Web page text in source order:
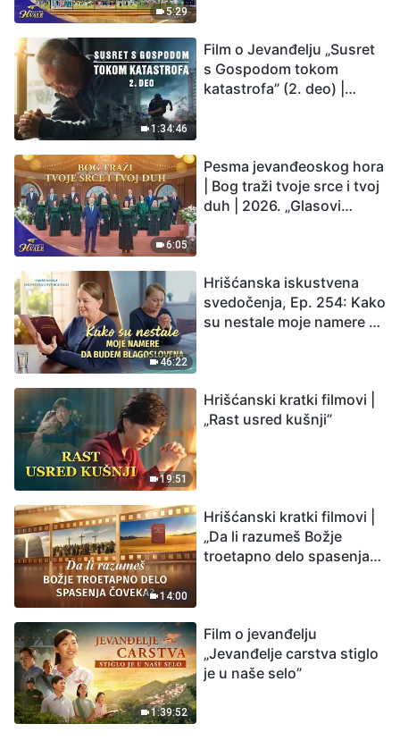
5:29
1:34:46
Film o Jevanđelju „Susret
s Gospodom tokom
katastrofa” (2. deo) |
Čovečanstvo ulazi u
odbrojavanje. Da li ste
pronašli način da
6:05
Pesma jevanđeoskog hora
| Bog traži tvoje srce i tvoj
duh | 2026. „Glasovi
46:22
Hrišćanska iskustvena
svedočenja, Ep. 254: Kako
su nestale moje namere da
19:51
Hrišćanski kratki filmovi |
„Rast usred kušnji”
14:00
Hrišćanski kratki filmovi |
„Da li razumeš Božje
troetapno delo spasenja
1:39:52
Film o jevanđelju
„Jevanđelje carstva stiglo
je u naše selo”